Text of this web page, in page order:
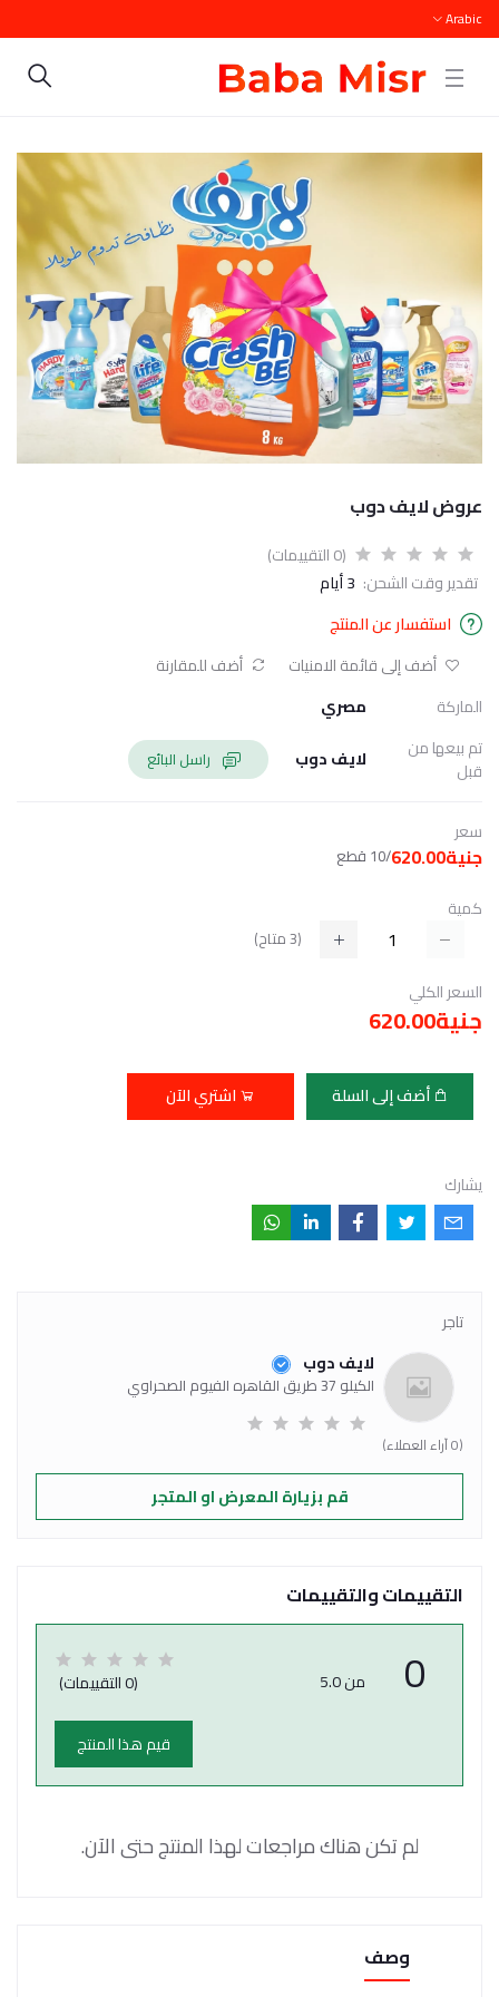
Arabic
عروض لايف دوب
(0 التقييمات)
تقدير وقت الشحن: 3 أيام
استفسار عن المنتج
أضف إلى قائمة الامنيات
أضف للمقارنة
الماركة
مصري
تم بيعها من
قبل
لايف دوب
سعر
جنية620.00 /10 قطع
كمية
(
3متاح)
السعر الكلي
جنية620.00
أضف إلى السلة اشتري الآن
يشارك
تاجر
لايف دوب
الكيلو 37 طريق القاهره الفيوم الصحراوي
(0 آراء العملاء)
قم بزيارة المعرض او المتجر
التقييمات والتقييمات
0 من 5.0 (0 التقييمات)
قيم هذا المنتج
لم تكن هناك مراجعات لهذا المنتج حتى الآن.
وصف